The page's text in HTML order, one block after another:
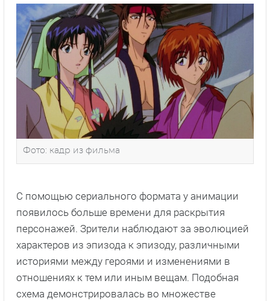
Фото: кадр из фильма
С помощью сериального формата у анимации
появилось больше времени для раскрытия
персонажей. Зрители наблюдают за эволюцией
характеров из эпизода к эпизоду, различными
историями между героями и изменениями в
отношениях к тем или иным вещам. Подобная
схема демонстрировалась во множестве